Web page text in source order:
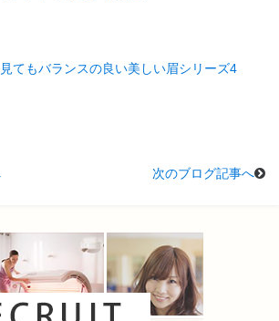
てもバランスの良い美しい眉シリーズ4
次のブログ記事へ